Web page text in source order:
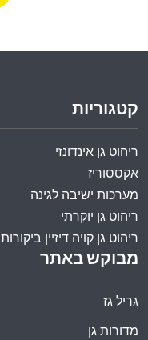
מבוקש באתר
גריל גז
מדורות גן
קטגוריות
ריהוט גן אינדונזי
אקססוריז
מערכות ישיבה לגינה
ריהוט גן יוקרתי
ריהוט גן קויה דיזיין ביקורות